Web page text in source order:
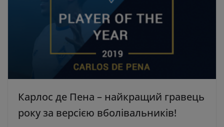
Карлос де Пена – найкращий гравець
року за версією вболівальників!